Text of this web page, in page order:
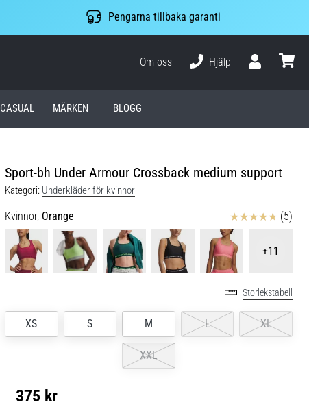
Pengarna tillbaka garanti
Om oss
Hjälp
CASUAL MÄRKEN BLOGG
Sport-bh Under Armour Crossback medium support
Kategori: Underkläder för kvinnor
Kvinnor, Orange Recensioner (5)
+11
Storlekstabell
XS S M L XL
XXL
375 kr